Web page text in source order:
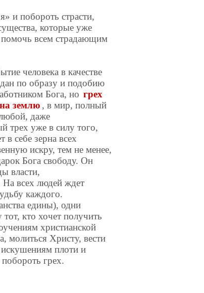
и побороть страсти,
которые уже
всем страдающим
человека в качестве
по образу и подобию
Бога, но грех
землю , в мир, полный
даже
трех уже в силу того,
себе зерна всех
искру, тем не менее,
Бога свободу. Он
власти,
всех людей ждет
каждого.
едины), одни
кто хочет получить
христианской
молиться Христу, вести
плоти и
грех.